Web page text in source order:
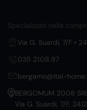
Specializzati nella
Via G. Suardi, 7/F •
035 21.08.97
bergamo@ital-
BERGOMUM 2008
Via G. Suardi, 7/F,